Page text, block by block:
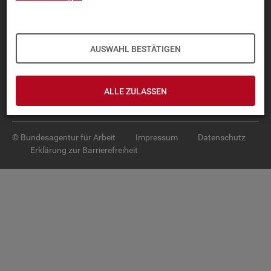
AUSWAHL BESTÄTIGEN
ALLE ZULASSEN
TOP-PRO­DUK­TE
SER­VICE
© Bundesagentur für Arbeit Impressum
Datenschutz
Erklärung zur Barrierefreiheit